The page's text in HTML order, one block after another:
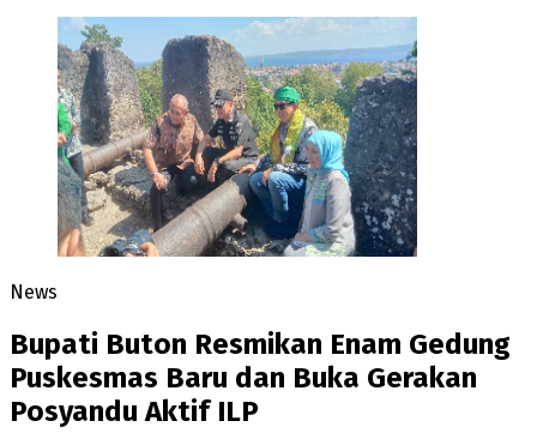
News
Bupati Buton Resmikan Enam Gedung
Puskesmas Baru dan Buka Gerakan
Posyandu Aktif ILP